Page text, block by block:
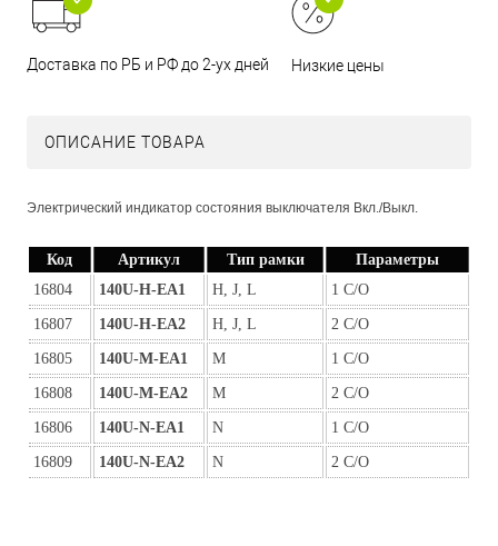
Доставка по РБ и РФ до 2-ух дней Низкие цены
ОПИСАНИЕ ТОВАРА
Электрический индикатор состояния выключателя Вкл./Выкл.
Код Артикул Тип рамки
Параметры
16804
140U-H-EA1 H, J, L 1 C/O
16807 140U-H-EA2 H, J, L 2 C/O
16805 140U-M-EA1 M 1 C/O
16808 140U-M-EA2 M 2 C/O
16806 140U-N-EA1 N 1 C/O
16809 140U-N-EA2 N 2 C/O